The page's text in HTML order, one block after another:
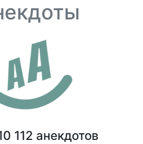
112 анекдотов